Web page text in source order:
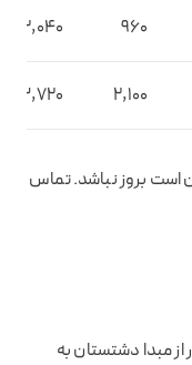
960
2,040
2,100
3,720
بروز نباشد. تماس
مبدا دشتستان به